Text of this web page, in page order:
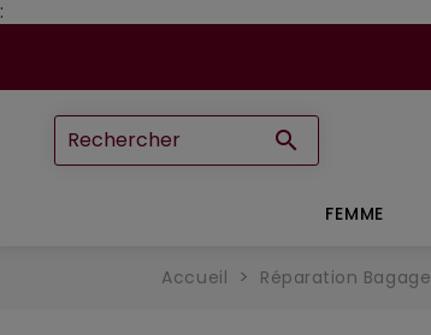
:
FEMME

Accueil Réparation Bagage